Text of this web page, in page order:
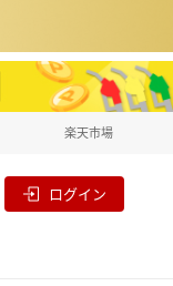
楽天市場
ログイン